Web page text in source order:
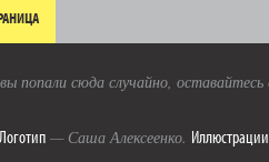
попали сюда случайно,
Логотип — Саша Алексеенко. Иллюстрации